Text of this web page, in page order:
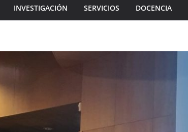
INVESTIGACIÓN SERVICIOS DOCENCIA